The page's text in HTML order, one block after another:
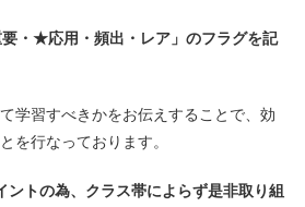
・★応用・頻出・レア」のフラグを記
学習すべきかをお伝えすることで、効
を行なっております。
ントの為、クラス帯によらず是非取り組